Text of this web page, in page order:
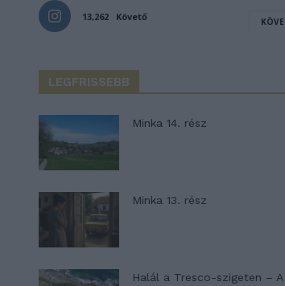
13,262 Követő
LEGFRISSEBB
Minka 14. rész
Minka 13. rész
Halál a Tresco-szigeten – A